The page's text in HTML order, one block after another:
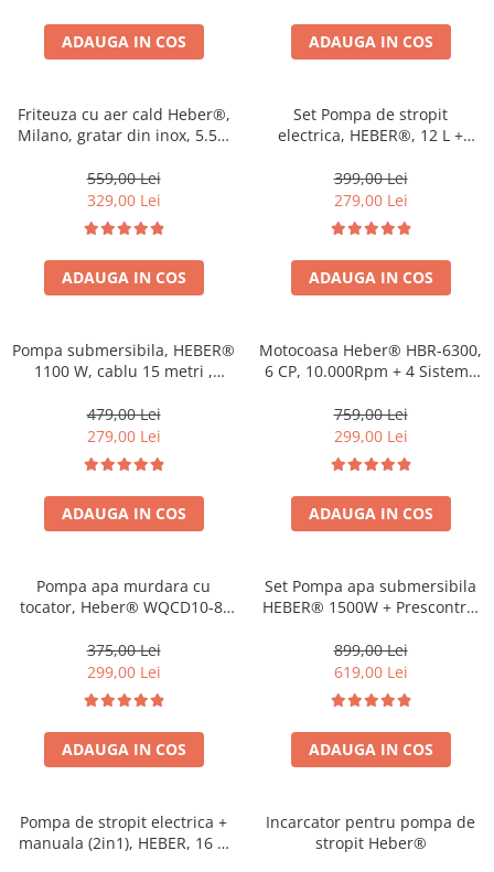
ADAUGA IN COS ADAUGA IN COS
Friteuza cu aer cald Heber®,
Milano, gratar din inox, 5.5L,
termorezistenta, 8 programe,
1200W, Air fryer Gama 2025
559,00 Lei
329,00 Lei
ADAUGA IN COS
Set Pompa de stropit
electrica, HEBER®, 12 L +
399,00 Lei
279,00 Lei
ADAUGA IN COS
Pompa submersibila, HEBER®
1100 W, cablu 15 metri ,
479,00 Lei
279,00 Lei
ADAUGA IN COS
Motocoasa Heber® HBR-6300,
6 CP, 10.000Rpm + 4 Sisteme
MOTOR 2 TIMPI
759,00 Lei
299,00 Lei
ADAUGA IN COS
Pompa apa murdara cu
tocator, Heber® WQCD10-8-
refulare 8 m, submersibila
375,00 Lei
299,00 Lei
ADAUGA IN COS
Set Pompa apa submersibila
HEBER® 1500W + Prescontrol
Vasul de expansiune )
899,00 Lei
619,00 Lei
ADAUGA IN COS
Pompa de stropit electrica +
manuala (2in1), HEBER, 16 L,
Incarcator pentru pompa de
stropit Heber®